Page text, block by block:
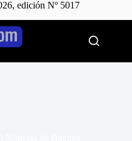
edición Nº 5017